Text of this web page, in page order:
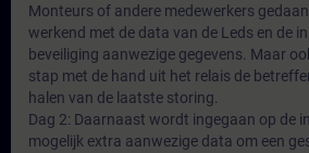
Monteurs of andere medewerkers
werkend met de data van de Leds en de
beveiliging aanwezige gegevens. Maar
stap met de hand uit het relais de
halen van de laatste storing.
Dag 2: Daarnaast wordt ingegaan op de
mogelijk extra aanwezige data om een